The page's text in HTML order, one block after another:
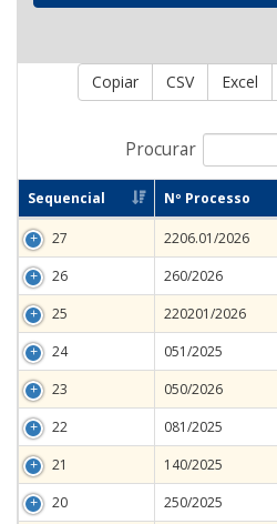
Copiar CSV Excel
Procurar
Sequencial Nº Processo
27 2206.01/2026
26
260/2026
25
220201/2026
24
051/2025
23
050/2026
22
081/2025
21
140/2025
20
250/2025